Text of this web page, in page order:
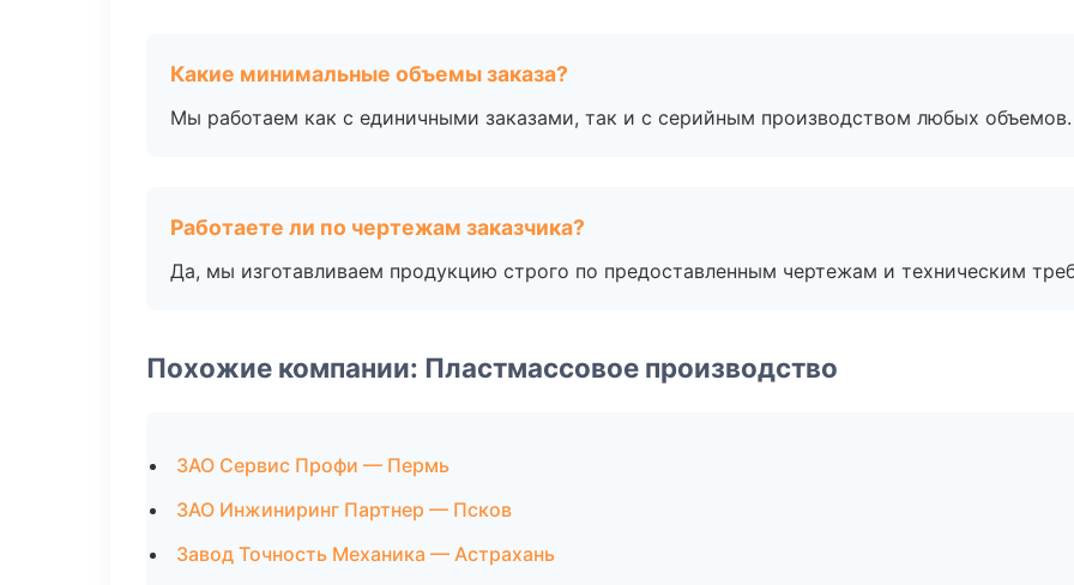
Какие минимальные объемы заказа?
Мы работаем как с единичными заказами, так и с серийным производством любых объемов.
Работаете ли по чертежам заказчика?
Да, мы изготавливаем продукцию строго по предоставленным чертежам и техническим
Похожие компании: Пластмассовое производство
ЗАО Сервис Профи — Пермь
ЗАО Инжиниринг Партнер — Псков
Завод Точность Механика — Астрахань